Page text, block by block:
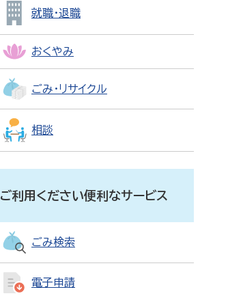
就職・退職
おくやみ
ごみ・リサイクル
相談
ご利用ください便利なサービス
ごみ検索
電子申請